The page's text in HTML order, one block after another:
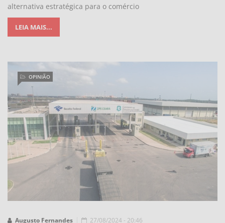
alternativa estratégica para o comércio
LEIA MAIS...
Augusto Fernandes
OPINIÃO
27/08/2024 - 20:46